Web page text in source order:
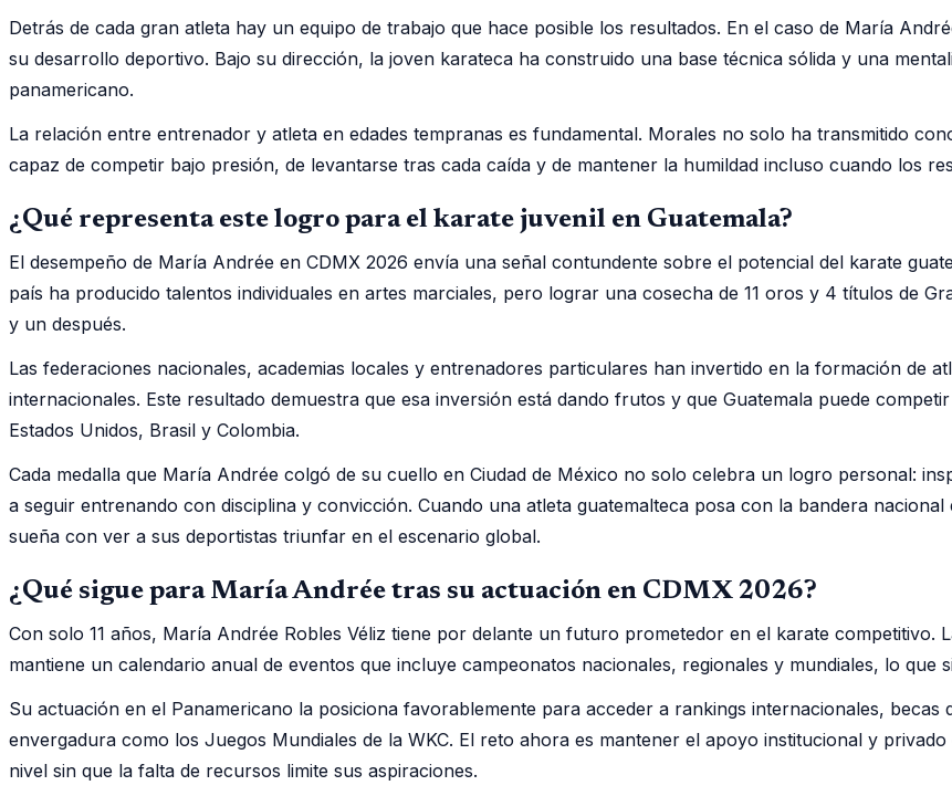
Detrás de cada gran atleta hay un equipo de trabajo que hace posible los resultados. En el caso de María
su desarrollo deportivo. Bajo su dirección, la joven karateca ha construido una base técnica sólida y una
panamericano.
La relación entre entrenador y atleta en edades tempranas es fundamental. Morales no solo ha transmitido
capaz de competir bajo presión, de levantarse tras cada caída y de mantener la humildad incluso cuando los
¿Qué representa este logro para el karate juvenil en Guatemala?
El desempeño de María Andrée en CDMX 2026 envía una señal contundente sobre el potencial del karate
país ha producido talentos individuales en artes marciales, pero lograr una cosecha de 11 oros y 4 títulos de
y un después.
Las federaciones nacionales, academias locales y entrenadores particulares han invertido en la formación de
internacionales. Este resultado demuestra que esa inversión está dando frutos y que Guatemala puede
Estados Unidos, Brasil y Colombia.
Cada medalla que María Andrée colgó de su cuello en Ciudad de México no solo celebra un logro personal:
a seguir entrenando con disciplina y convicción. Cuando una atleta guatemalteca posa con la bandera
sueña con ver a sus deportistas triunfar en el escenario global.
¿Qué sigue para María Andrée tras su actuación en CDMX 2026?
Con solo 11 años, María Andrée Robles Véliz tiene por delante un futuro prometedor en el karate competitivo.
mantiene un calendario anual de eventos que incluye campeonatos nacionales, regionales y mundiales, lo que
Su actuación en el Panamericano la posiciona favorablemente para acceder a rankings internacionales,
envergadura como los Juegos Mundiales de la WKC. El reto ahora es mantener el apoyo institucional y
nivel sin que la falta de recursos limite sus aspiraciones.